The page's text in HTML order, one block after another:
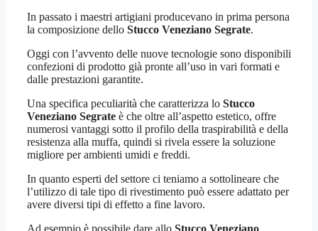
In passato i maestri artigiani producevano in prima persona
la composizione dello Stucco Veneziano Segrate.
Oggi con l’avvento delle nuove tecnologie sono disponibili
confezioni di prodotto già pronte all’uso in vari formati e
dalle prestazioni garantite.
Una specifica peculiarità che caratterizza lo Stucco
Veneziano Segrate è che oltre all’aspetto estetico, offre
numerosi vantaggi sotto il profilo della traspirabilità e della
resistenza alla muffa, quindi si rivela essere la soluzione
migliore per ambienti umidi e freddi.
In quanto esperti del settore ci teniamo a sottolineare che
l’utilizzo di tale tipo di rivestimento può essere adattato per
avere diversi tipi di effetto a fine lavoro.